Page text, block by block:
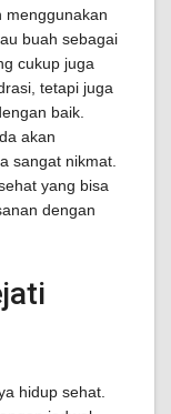
menggunakan
buah sebagai
cukup juga
tetapi juga
baik.
akan
sangat nikmat.
yang bisa
dengan
hidup sehat.